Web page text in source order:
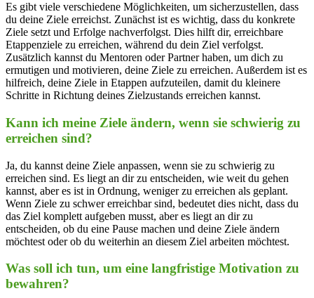
Es gibt viele verschiedene Möglichkeiten, um sicherzustellen, dass
du deine Ziele erreichst. Zunächst ist es wichtig, dass du konkrete
Ziele setzt und Erfolge nachverfolgst. Dies hilft dir, erreichbare
Etappenziele zu erreichen, während du dein Ziel verfolgst.
Zusätzlich kannst du Mentoren oder Partner haben, um dich zu
ermutigen und motivieren, deine Ziele zu erreichen. Außerdem ist es
hilfreich, deine Ziele in Etappen aufzuteilen, damit du kleinere
Schritte in Richtung deines Zielzustands erreichen kannst.
Kann ich meine Ziele ändern, wenn sie schwierig zu
erreichen sind?
Ja, du kannst deine Ziele anpassen, wenn sie zu schwierig zu
erreichen sind. Es liegt an dir zu entscheiden, wie weit du gehen
kannst, aber es ist in Ordnung, weniger zu erreichen als geplant.
Wenn Ziele zu schwer erreichbar sind, bedeutet dies nicht, dass du
das Ziel komplett aufgeben musst, aber es liegt an dir zu
entscheiden, ob du eine Pause machen und deine Ziele ändern
möchtest oder ob du weiterhin an diesem Ziel arbeiten möchtest.
Was soll ich tun, um eine langfristige Motivation zu
bewahren?